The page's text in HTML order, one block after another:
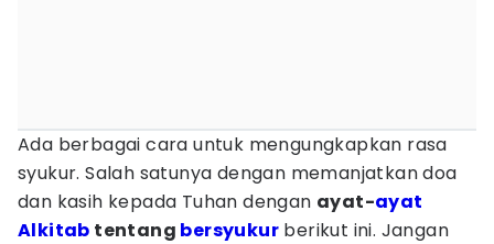
Ada berbagai cara untuk mengungkapkan rasa
syukur. Salah satunya dengan memanjatkan doa
dan kasih kepada Tuhan dengan ayat-ayat
Alkitab tentang bersyukur berikut ini. Jangan